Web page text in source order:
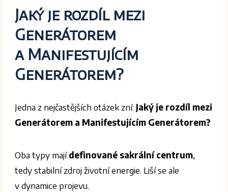
Jaký je rozdíl mezi
Generátorem
a Manifestujícím
Generátorem?
Jedna z nejčastějších otázek zní:Jaký je rozdíl mezi
Generátorem a Manifestujícím Generátorem?
Oba typy majídefinované sakrální centrum,
tedy stabilní zdroj životní energie. Liší se ale
v dynamice projevu.